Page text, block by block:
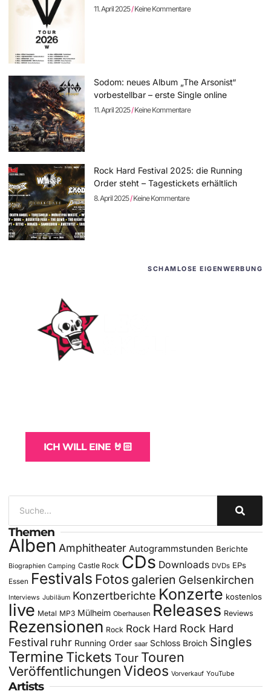
11. April 2025 Keine Kommentare
Sodom: neues Album „The Arsonist“
vorbestellbar – erste Single online
11. April 2025 Keine Kommentare
Rock Hard Festival 2025: die Running
Order steht – Tagestickets erhältlich
8. April 2025 Keine Kommentare
SCHAMLOSE EIGENWERBUNG
ICH WILL EINE 🤘🏻
Themen
Alben Amphitheater Autogrammstunden Berichte
Biographien Camping Castle Rock CDs Downloads DVDs EPs
Essen Festivals Fotos galerien Gelsenkirchen
Interviews Jubiläum Konzertberichte Konzerte kostenlos
live Metal MP3 Mülheim Oberhausen Releases Reviews
Rezensionen Rock Rock Hard Rock Hard
Festival ruhr Running Order saar Schloss Broich Singles
Termine Tickets Tour Touren
Veröffentlichungen Videos Vorverkauf YouTube
Artists